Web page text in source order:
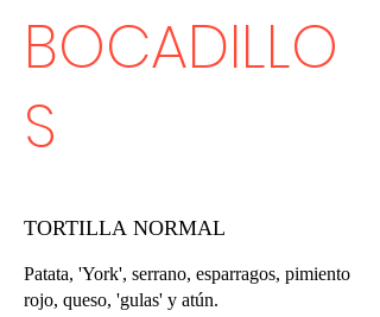
BOCADILLO
S
TORTILLA NORMAL
Patata, 'York', serrano, esparragos, pimiento
rojo, queso, 'gulas' y atún.